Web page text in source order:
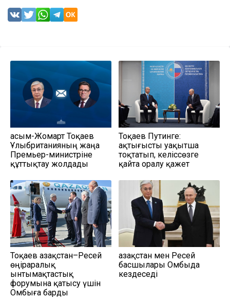
Қасым-Жомарт Тоқаев
Ұлыбританияның жаңа
Премьер-министріне
құттықтау жолдады
Тоқаев Путинге:
Қақтығысты уақытша
тоқтатып, келіссөзге
қайта оралу қажет
Тоқаев Қазақстан–Ресей
өңіраралық
ынтымақтастық
форумына қатысу үшін
Омбыға барды
Қазақстан мен Ресей
басшылары Омбыда
кездеседі